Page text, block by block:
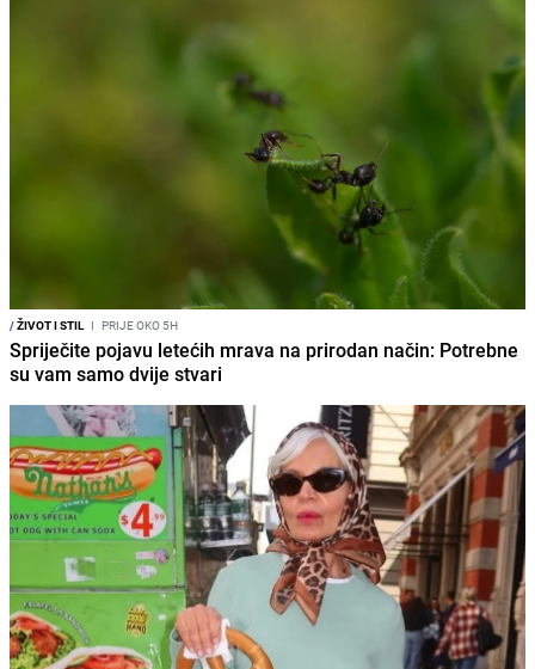
/ŽIVOT I STIL I PRIJE OKO 5H
Spriječite pojavu letećih mrava na prirodan način: Potrebne
su vam samo dvije stvari